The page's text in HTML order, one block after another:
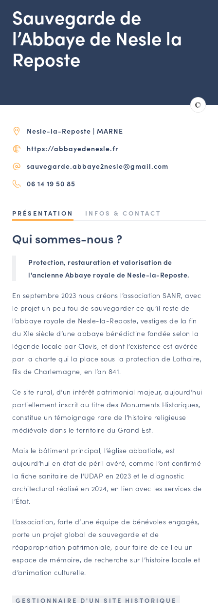
CONTACT
Agenda
Annuaire
Ressources
OFFRES D’EMPLOI ET DE STAGE
BOURSE D’ÉCHANGE
Espace acteurs
Service Inventaire et Patrimoines de la Région Grand Est
VOUS ÊTES…
Amateurs d’histoire et de patrimoine
Responsables de structures
Sauvegarde de
l’Abbaye de Nesle la
Reposte
Nesle-la-Reposte | MARNE
https://abbayedenesle.fr
sauvegarde.abbaye2nesle@gmail.com
06 14 19 50 85
PRÉSENTATION INFOS & CONTACT
Qui sommes-nous ?
Protection, restauration et valorisation de
l'ancienne Abbaye royale de Nesle-la-Reposte.
En septembre 2023 nous créons l’association SANR, avec
le projet un peu fou de sauvegarder ce qu’il reste de
l’abbaye royale de Nesle-la-Reposte, vestiges de la fin
du XIe siècle d’une abbaye bénédictine fondée selon la
légende locale par Clovis, et dont l’existence est avérée
par la charte qui la place sous la protection de Lothaire,
fils de Charlemagne, en l’an 841.
Ce site rural, d’un intérêt patrimonial majeur, aujourd’hui
partiellement inscrit au titre des Monuments Historiques,
constitue un témoignage rare de l’histoire religieuse
médiévale dans le territoire du Grand Est.
Mais le bâtiment principal, l’église abbatiale, est
aujourd’hui en état de péril avéré, comme l’ont confirmé
la fiche sanitaire de l’UDAP en 2023 et le diagnostic
architectural réalisé en 2024, en lien avec les services de
l’État.
L’association, forte d’une équipe de bénévoles engagés,
porte un projet global de sauvegarde et de
réappropriation patrimoniale, pour faire de ce lieu un
espace de mémoire, de recherche sur l’histoire locale et
d’animation culturelle.
GESTIONNAIRE D'UN SITE HISTORIQUE